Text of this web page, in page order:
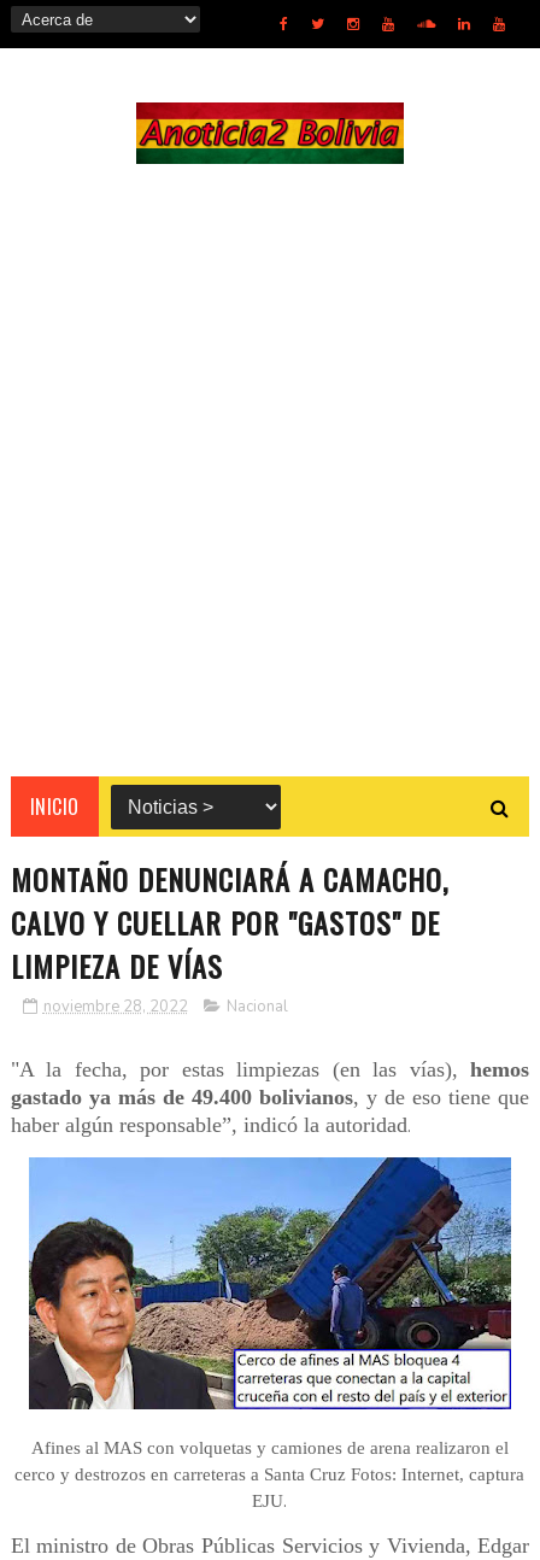
INICIO
MONTAÑO DENUNCIARÁ A CAMACHO,
CALVO Y CUELLAR POR "GASTOS" DE
LIMPIEZA DE VÍAS
noviembre 28, 2022 Nacional
"A la fecha, por estas limpiezas (en las vías),hemos
gastado ya más de 49.400 bolivianos, y de eso tiene que
haber algún responsable”, indicó la autoridad.
Afines al MAS con volquetas y camiones de arena realizaron el
cerco y destrozos en carreteras a Santa Cruz Fotos: Internet, captura
EJU.
El ministro de Obras Públicas Servicios y Vivienda, Edgar